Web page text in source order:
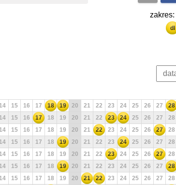
zakres:
dl
14 15 16 17 18 19 20 21 22 23 24 25 26 27 28
14 15 16 17 18 19 20 21 22 23 24 25 26 27 28
14 15 16 17 18 19 20 21 22 23 24 25 26 27 28
14 15 16 17 18 19 20 21 22 23 24 25 26 27 28
14 15 16 17 18 19 20 21 22 23 24 25 26 27 28
14 15 16 17 18 19 20 21 22 23 24 25 26 27 28
14 15 16 17 18 19 20 21 22 23 24 25 26 27 28